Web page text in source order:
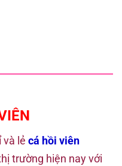
và lẻ cá hồi viên
trường hiện nay với